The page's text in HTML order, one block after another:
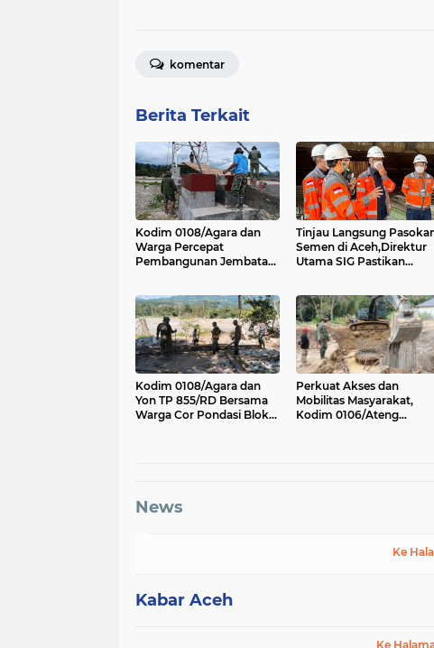
komentar
Berita Terkait
Kodim 0108/Agara dan
Warga Percepat
Pembangunan Jembatan
Tinjau Langsung
Semen di Aceh,Direktur
Utama SIG Pastikan
Kodim 0108/Agara dan
Yon TP 855/RD Bersama
Warga Cor Pondasi Blok
Perkuat Akses dan
Mobilitas Masyarakat,
Kodim 0106/Ateng
News
Ke
Kabar Aceh
Ke